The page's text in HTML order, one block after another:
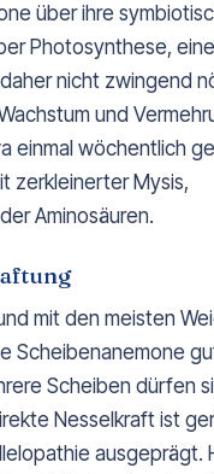
über ihre
Photosynthese, eine
nicht zwingend
und
einmal wöchentlich
zerkleinerter Mysis,
Aminosäuren.
mit den meisten
Scheibenanemone
Scheiben dürfen
Nesselkraft ist
ausgeprägt.